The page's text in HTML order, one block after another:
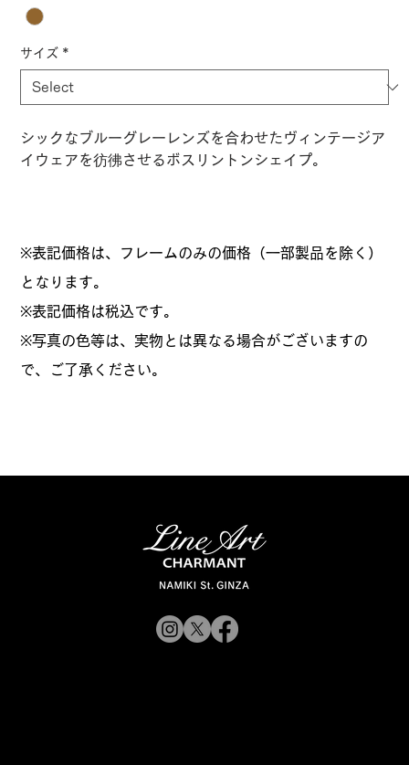
サイズ *
シックなブルーグレーレンズを合わせたヴィンテージア
イウェアを彷彿させるボスリントンシェイプ。
※表記価格は、フレームのみの価格（一部製品を除く）
となります。
​※表記価格は税込です。
※写真の色等は、実物とは異なる場合がございますの
で、ご了承ください。